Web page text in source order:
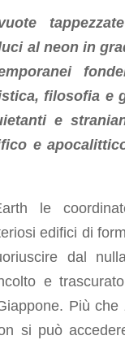
al neon in
filosofia e
e
e
le coordinate
edifici di
dal
e
Più che
si può